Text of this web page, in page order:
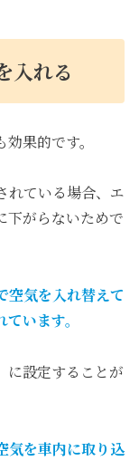
入れる
果的です。
れている場合、エ
下がらないためで
空気を入れ替えて
います。
に設定することが
気を車内に取り込